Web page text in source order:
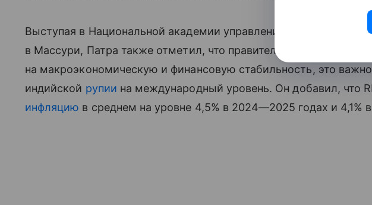
Выступая в Национальной академии управления им. Лала
в Массури, Патра также отметил, что правительство делает упор
на макроэкономическую и финансовую стабильность, это
индийской рупии на международный уровень. Он добавил, что
инфляцию в среднем на уровне 4,5% в 2024—2025 годах и 4,1%